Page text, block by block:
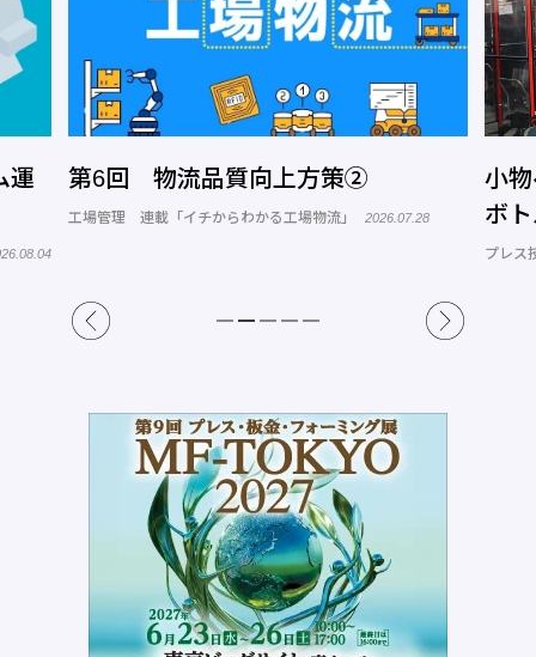
運 第6回 物流品質向上方策②
工場管理 連載「イチからわかる工場物流」 2026.07.28
小
ボ
プレス